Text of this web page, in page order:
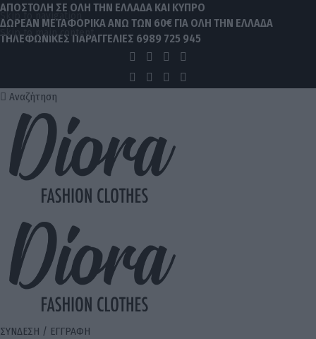
Skip to navigation
Skip to main content
ΑΠΟΣΤΟΛΗ ΣΕ ΟΛΗ ΤΗΝ ΕΛΛΑΔΑ ΚΑΙ ΚΥΠΡΟ
ΔΩΡΕΑΝ ΜΕΤΑΦΟΡΙΚΑ ΑΝΩ ΤΩΝ 60€ ΓΙΑ ΟΛΗ ΤΗΝ ΕΛΛΑΔΑ
ΤΗΛΕΦΩΝΙΚΕΣ ΠΑΡΑΓΓΕΛΙΕΣ 6989 725 945
Αναζήτηση
ΣΥΝΔΕΣΗ / ΕΓΓΡΑΦΗ